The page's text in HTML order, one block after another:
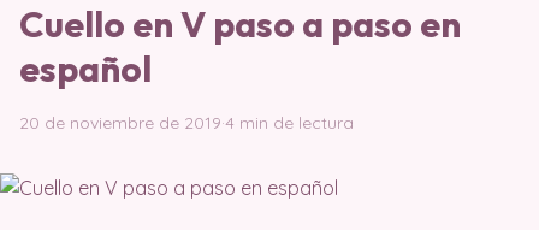
Cuello en V paso a paso en
español
20 de noviembre de 2019·4 min de lectura